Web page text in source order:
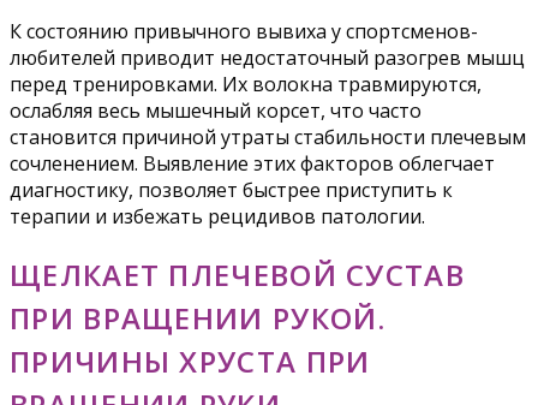
К состоянию привычного вывиха у спортсменов-
любителей приводит недостаточный разогрев мышц
перед тренировками. Их волокна травмируются,
ослабляя весь мышечный корсет, что часто
становится причиной утраты стабильности плечевым
сочленением. Выявление этих факторов облегчает
диагностику, позволяет быстрее приступить к
терапии и избежать рецидивов патологии.
ЩЕЛКАЕТ ПЛЕЧЕВОЙ СУСТАВ
ПРИ ВРАЩЕНИИ РУКОЙ.
ПРИЧИНЫ ХРУСТА ПРИ